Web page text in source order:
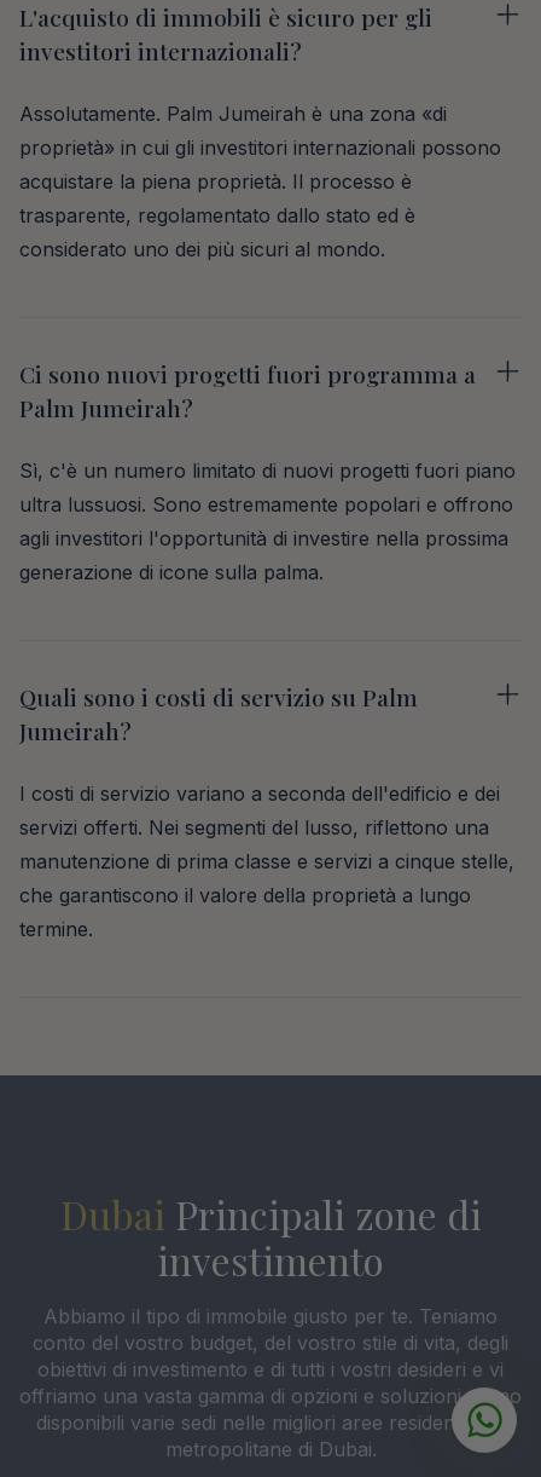
L'acquisto di immobili è sicuro per gli
investitori internazionali?
Assolutamente. Palm Jumeirah è una zona «di
proprietà» in cui gli investitori internazionali possono
acquistare la piena proprietà. Il processo è
trasparente, regolamentato dallo stato ed è
considerato uno dei più sicuri al mondo.
Ci sono nuovi progetti fuori programma a
Palm Jumeirah?
Sì, c'è un numero limitato di nuovi progetti fuori piano
ultra lussuosi. Sono estremamente popolari e offrono
agli investitori l'opportunità di investire nella prossima
generazione di icone sulla palma.
Quali sono i costi di servizio su Palm
Jumeirah?
I costi di servizio variano a seconda dell'edificio e dei
servizi offerti. Nei segmenti del lusso, riflettono una
manutenzione di prima classe e servizi a cinque stelle,
che garantiscono il valore della proprietà a lungo
termine.
Dubai Principali zone di
investimento
Abbiamo il tipo di immobile giusto per te. Teniamo
conto del vostro budget, del vostro stile di vita, degli
obiettivi di investimento e di tutti i vostri desideri e vi
offriamo una vasta gamma di opzioni e soluzioni. Sono
disponibili varie sedi nelle migliori aree residenziali e
metropolitane di Dubai.